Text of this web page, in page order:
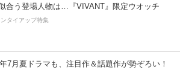
合う登場人物は…『VIVANT』限定ウオッチ
タイアップ特集
7月夏ドラマも、注目作＆話題作が勢ぞろい！